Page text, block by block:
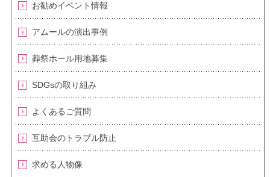
お勧めイベント情報
アムールの演出事例
葬祭ホール用地募集
SDGsの取り組み
よくあるご質問
互助会のトラブル防止
求める人物像